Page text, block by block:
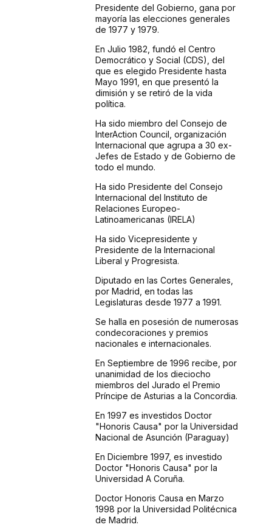
Presidente del Gobierno, gana por
mayoría las elecciones generales
de 1977 y 1979.
En Julio 1982, fundó el Centro
Democrático y Social (CDS), del
que es elegido Presidente hasta
Mayo 1991, en que presentó la
dimisión y se retiró de la vida
política.
Ha sido miembro del Consejo de
InterAction Council, organización
Internacional que agrupa a 30 ex-
Jefes de Estado y de Gobierno de
todo el mundo.
Ha sido Presidente del Consejo
Internacional del Instituto de
Relaciones Europeo-
Latinoamericanas (IRELA)
Ha sido Vicepresidente y
Presidente de la Internacional
Liberal y Progresista.
Diputado en las Cortes Generales,
por Madrid, en todas las
Legislaturas desde 1977 a 1991.
Se halla en posesión de numerosas
condecoraciones y premios
nacionales e internacionales.
En Septiembre de 1996 recibe, por
unanimidad de los dieciocho
miembros del Jurado el Premio
Príncipe de Asturias a la Concordia.
En 1997 es investidos Doctor
"Honoris Causa" por la Universidad
Nacional de Asunción (Paraguay)
En Diciembre 1997, es investido
Doctor "Honoris Causa" por la
Universidad A Coruña.
Doctor Honoris Causa en Marzo
1998 por la Universidad Politécnica
de Madrid.